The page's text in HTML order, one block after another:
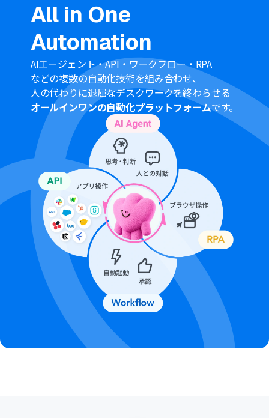
トリガーは5分、10分、15分、30分、60分の間隔で起動
間隔を選択できます。
プランによって最短の起動間隔が異なりますので、ご注意
ください。
分岐はパーソナルプラン以上のプランでご利用いただけ
る機能（オペレーション）となっております。フリープラ
ンの場合は設定しているフローボットのオペレーション
はエラーとなりますので、ご注意ください。
パーソナルプランなどの有料プランは、2週間の無料トラ
イアルを行うことが可能です。無料トライアル中には制限
対象のアプリや機能（オペレーション）を使用すること
ができます。
All in One
Automation
AIエージェント・API・ワークフロー・RPA
などの複数の自動化技術を組み合わせ、
人の代わりに退屈なデスクワークを終わらせる
オールインワンの自動化プラットフォームです。